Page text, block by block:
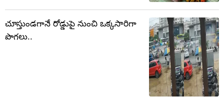
చూస్తుండగానే రోడ్డుపై నుంచి ఒక్కసారిగా
పొగలు..